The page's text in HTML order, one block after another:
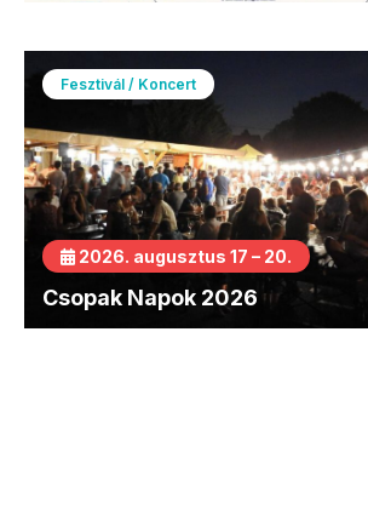
Fesztivál / Koncert
2026. augusztus 17 – 20.
Csopak Napok 2026